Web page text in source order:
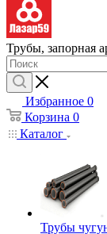
Трубы, запорная
Избранное 0
Корзина 0
Каталог
Трубы